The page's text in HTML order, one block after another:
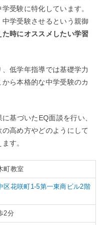
受験に特化しています。
学受験させるという親御
時にオススメしたい学習
低学年指導では基礎学力
ら本格的な中学受験のカ
基づいたEQ面談を行い、
高め方やどのようにして
す。
町教室
区花咲町1-5第一東商ビル2階
2分